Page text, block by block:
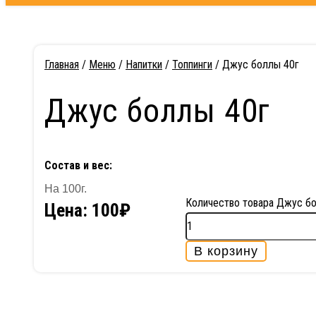
Главная / Меню / Напитки / Топпинги / Джус боллы 40г
Джус боллы 40г
Состав и вес:
На 100г.
Цена: 100₽ Количество товара Джус
В корзину